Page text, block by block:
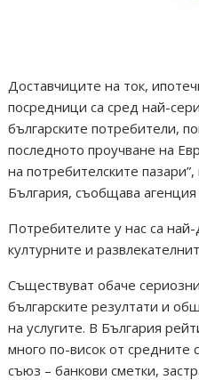
Доставчиците на ток,
посредници са сред най-
българските потребители,
последното проучване на
на потребителските
България, съобщава
Потребителите у нас са
културните и
Съществуват обаче
българските резултати и
на услугите. В България
много по-висок от средните
съюз – банкови сметки,